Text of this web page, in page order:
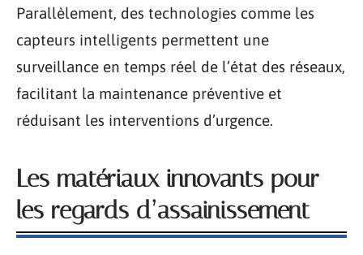
Parallèlement, des technologies comme les
capteurs intelligents permettent une
surveillance en temps réel de l’état des réseaux,
facilitant la maintenance préventive et
réduisant les interventions d’urgence.
Les matériaux innovants pour
les regards d’assainissement